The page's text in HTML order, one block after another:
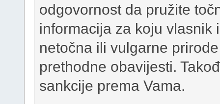
odgovornost da pružite
informacija za koju vlasnik
netočna ili vulgarne
prethodne obavijesti.
sankcije prema Vama.